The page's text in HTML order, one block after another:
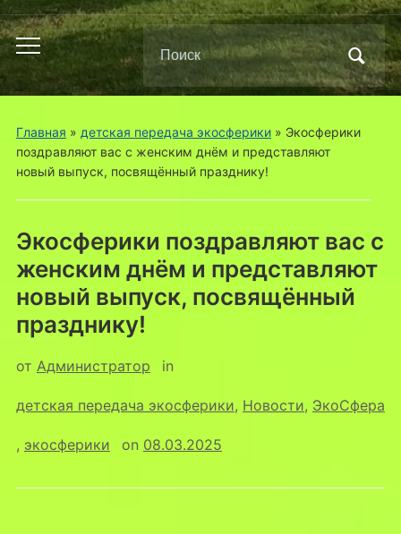
Переключить
мобильное
меню
Поиск
по:
Главная » детская передача экосферики» Экосферики
поздравляют вас с женским днём и представляют
новый выпуск, посвящённый празднику!
Экосферики поздравляют вас с
женским днём и представляют
новый выпуск, посвящённый
празднику!
от Администратор in
детская передача экосферики, Новости, ЭкоСфера
, экосферики on 08.03.2025